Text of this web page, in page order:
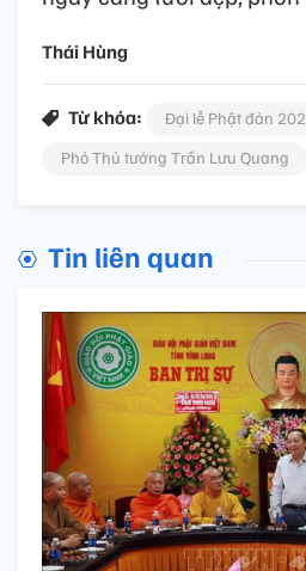
Thái Hùng
Từ khóa:
Đại lễ Phật đản
Phó Thủ tướng Trần Lưu Quang
Tin liên quan